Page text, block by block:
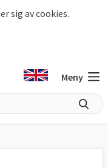
sig av cookies.
Meny